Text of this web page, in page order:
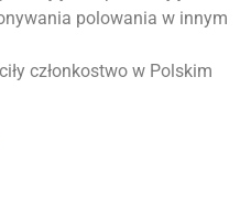
polowania w innym
członkostwo w Polskim